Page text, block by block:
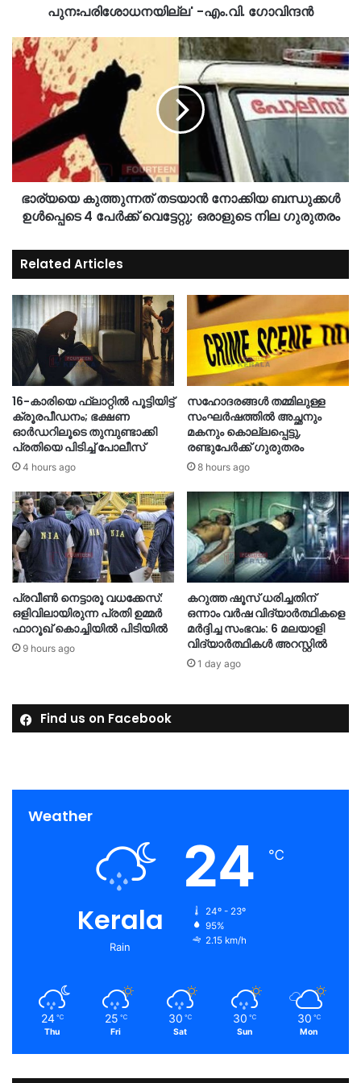
പുനഃപരിശോധനയില്ല' -എം.വി. ഗോവിന്ദൻ
ഭാര്യയെ കുത്തുന്നത് തടയാൻ നോക്കിയ ബന്ധുക്കൾ
ഉൾപ്പെടെ 4 പേർക്ക് വെട്ടേറ്റു; ഒരാളുടെ നില ഗുരുതരം
Related Articles
16-കാരിയെ ഫ്ലാറ്റിൽ പൂട്ടിയിട്ട്
ക്രൂരപീഡനം; ഭക്ഷണ
ഓർഡറിലൂടെ തുമ്പുണ്ടാക്കി
പ്രതിയെ പിടിച്ച് പോലീസ്
4 hours ago
സഹോദരങ്ങൾ തമ്മിലുള്ള
സംഘർഷത്തിൽ അച്ഛനും
മകനും കൊല്ലപ്പെട്ടു,
രണ്ടുപേർക്ക് ഗുരുതരം
8 hours ago
പ്രവീൺ നെട്ടാരൂ വധക്കേസ്:
ഒളിവിലായിരുന്ന പ്രതി ഉമ്മർ
ഫാറൂഖ് കൊച്ചിയിൽ പിടിയിൽ
9 hours ago
കറുത്ത ഷൂസ് ധരിച്ചതിന്
ഒന്നാം വർഷ വിദ്യാർത്ഥികളെ
മർദ്ദിച്ച സംഭവം: 6 മലയാളി
വിദ്യാർത്ഥികൾ അറസ്റ്റിൽ
1 day ago
Find us on Facebook
Weather
Kerala
Rain
24 ℃
24º - 23º
95%
2.15 km/h
24 ℃
Thu
25 ℃
Fri
30 ℃
Sat
30 ℃
Sun
30 ℃
Mon